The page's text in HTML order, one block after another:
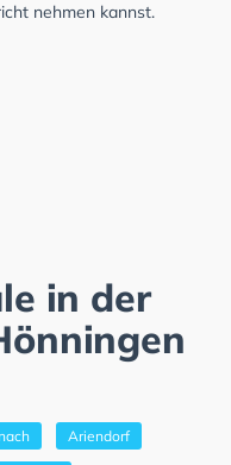
nehmen kannst.
in der
Ariendorf